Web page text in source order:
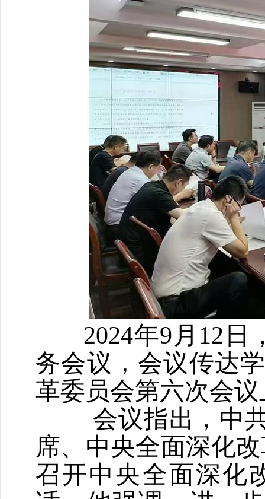
2024年9月12
务会议，会议传达
革委员会第六次会
会议指出，中
席、中央全面深化
召开中央全面深化